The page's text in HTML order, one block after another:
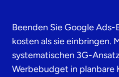
Beenden Sie Google
kosten als sie einbringen.
systematischen 3G-
Werbebudget in planbare